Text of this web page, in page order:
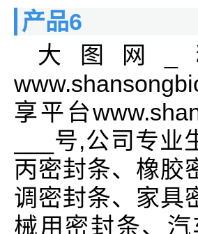
产品6
大图网_
享平台
___号,公司专
丙密封条、橡胶
调密封条、家具
械用密封条、